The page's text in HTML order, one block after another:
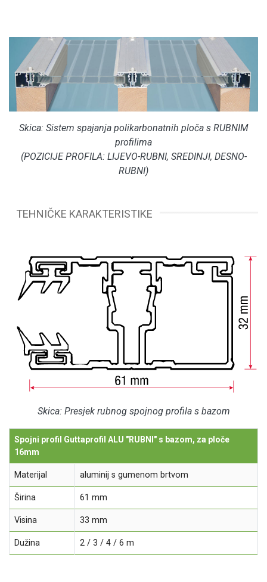
Skica: Sistem spajanja polikarbonatnih ploča s RUBNIM
profilima
(POZICIJE PROFILA: LIJEVO-RUBNI, SREDINJI, DESNO-
RUBNI)
TEHNIČKE KARAKTERISTIKE
Skica: Presjek rubnog spojnog profila s bazom
Spojni profil Guttaprofil ALU "RUBNI" s bazom, za ploče
16mm
Materijal aluminij s gumenom brtvom
Širina 61 mm
Visina 33 mm
Dužina 2 / 3 / 4 / 6 m